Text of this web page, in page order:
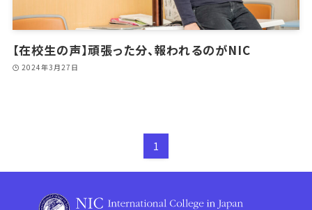
【在校生の声】頑張った分、報われるのがNIC
2024年3月27日
1